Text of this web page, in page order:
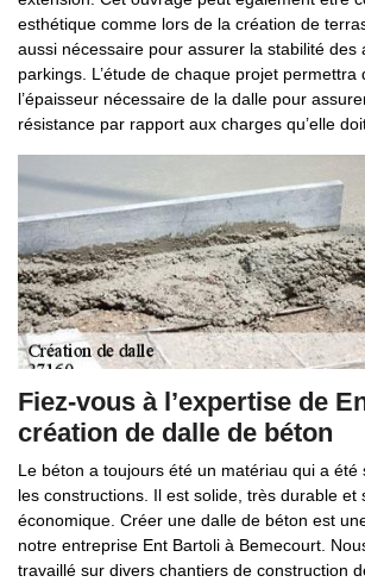
esthétique comme lors de la création de
aussi nécessaire pour assurer la stabilité des
parkings. L’étude de chaque projet permettra
l’épaisseur nécessaire de la dalle pour
résistance par rapport aux charges qu’elle
Fiez-vous à l’expertise de
création de dalle de béton
Le béton a toujours été un matériau qui a été
les constructions. Il est solide, très durable et
économique. Créer une dalle de béton est
notre entreprise Ent Bartoli à Bemecourt.
travaillé sur divers chantiers de construction